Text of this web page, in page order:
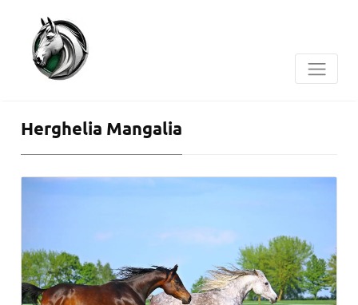
Herghelia Mangalia